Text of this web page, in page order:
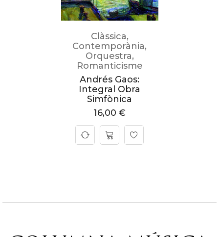
Clàssica,
Contemporània,
Orquestra,
Romanticisme
Andrés Gaos:
Integral Obra
Simfònica
16,00 €